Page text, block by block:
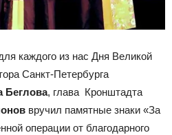
каждого из нас Дня Великой
Санкт-Петербурга
Беглова, глава Кронштадта
вручил памятные знаки «За
операции от благодарного